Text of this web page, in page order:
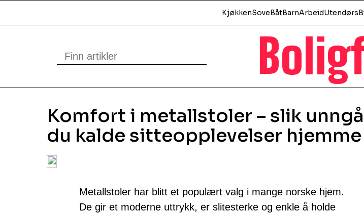
KjøkkenSoveBåtBarnArbeidUtendørs
Komfort i metallstoler – slik
du kalde sitteopplevelser hjemme
Metallstoler har blitt et populært valg i mange norske hjem.
De gir et moderne uttrykk, er slitesterke og enkle å holde